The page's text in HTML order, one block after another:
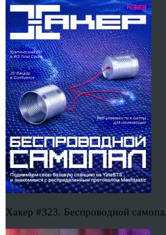
Хакер #323. Беспроводной